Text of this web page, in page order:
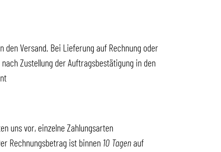
den Versand. Bei Lieferung auf Rechnung oder
Zustellung der Auftragsbestätigung in den
uns vor, einzelne Zahlungsarten
Rechnungsbetrag ist binnen 10 Tagen auf